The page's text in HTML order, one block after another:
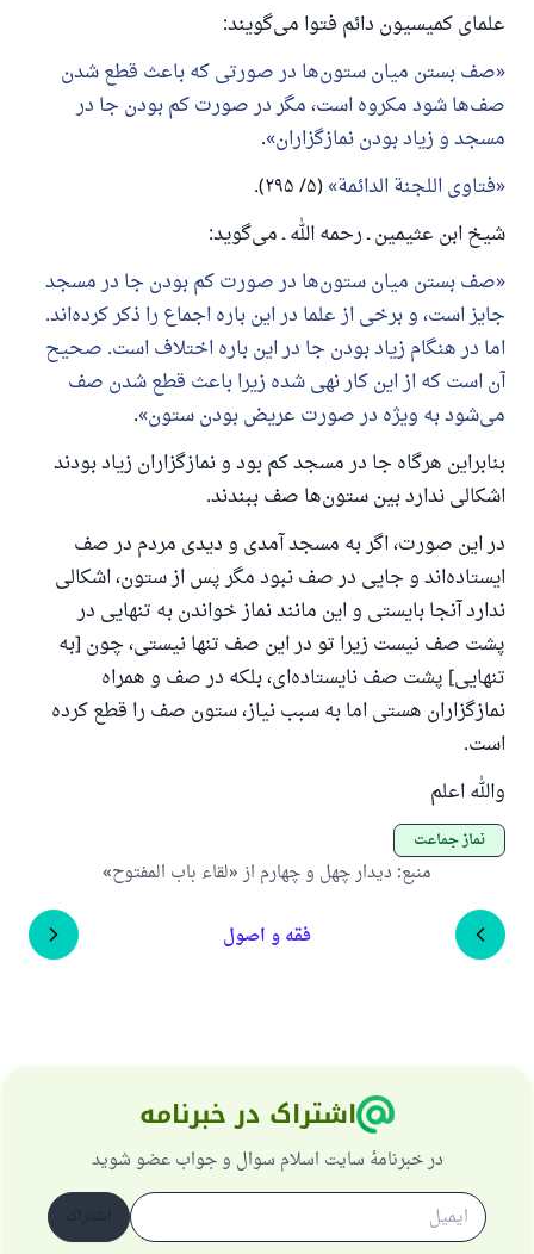
علمای کمیسیون دائم فتوا می‌گویند:
صف بستن میان ستون‌ها در صورتی که باعث قطع شدن
صف‌ها شود مکروه است، مگر در صورت کم بودن جا در
مسجد و زیاد بودن نمازگزاران .
فتاوی اللجنة الدائمة (۵/ ۲۹۵).
شیخ ابن عثیمین ـ رحمه الله ـ می‌گوید:
صف بستن میان ستون‌ها در صورت کم بودن جا در مسجد
جایز است، و برخی از علما در این باره اجماع را ذکر کرده‌اند.
اما در هنگام زیاد بودن جا در این باره اختلاف است. صحیح
آن است که از این کار نهی شده زیرا باعث قطع شدن صف
می‌شود به ویژه در صورت عریض بودن ستون .
بنابراین هرگاه جا در مسجد کم بود و نمازگزاران زیاد بودند
اشکالی ندارد بین ستون‌ها صف ببندند.
در این صورت، اگر به مسجد آمدی و دیدی مردم در صف
ایستاده‌اند و جایی در صف نبود مگر پس از ستون، اشکالی
ندارد آنجا بایستی و این مانند نماز خواندن به تنهایی در
پشت صف نیست زیرا تو در این صف تنها نیستی، چون [به
تنهایی] پشت صف نایستاده‌ای، بلکه در صف و همراه
نمازگزاران هستی اما به سبب نیاز، ستون صف را قطع کرده
است.
والله اعلم
نماز جماعت
منبع: دیدار چهل و چهارم از «لقاء باب المفتوح»
فقه و اصول
اشتراک در خبرنامه
در خبرنامهٔ سایت اسلام سوال و جواب عضو شوید
را نجات داد.
از پرسش تا پاسخ، کمک مالی شما «اسلام سوال و جواب» را
یاری می‌دهد.
رسول الله صلی الله علیه وسلم می‌فرماید
آنکه به سوی خیری راهنمایی کند مانند پاداش انجام
دهنده‌اش را خواهد داشت
(مسلم: ۱۸۹۳)
همکاری